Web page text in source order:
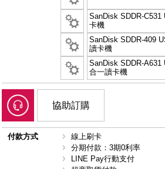
SanDisk SDDR-C531
卡機
SanDisk SDDR-409
讀卡機
SanDisk SDDR-A631
合一讀卡機
協助訂購
付款方式
線上刷卡
分期付款：3期0利率
LINE Pay行動支付